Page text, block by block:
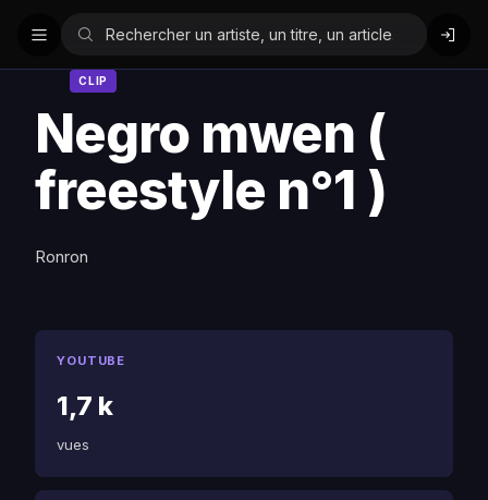
CLIP
Negro mwen (
freestyle n°1 )
Ronron
YOUTUBE
1,7 k
vues